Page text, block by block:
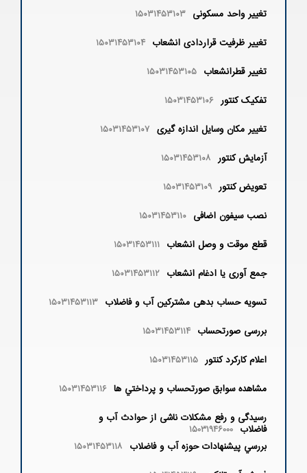
تغییر واحد مسکونی ۱۵۰۳۱۴۵۳۱۰۳
تغییر ظرفیت قراردادی انشعاب ۱۵۰۳۱۴۵۳۱۰۴
تغییر قطرانشعاب ۱۵۰۳۱۴۵۳۱۰۵
تفکیک کنتور ۱۵۰۳۱۴۵۳۱۰۶
تغییر مکان وسایل اندازه گیری ۱۵۰۳۱۴۵۳۱۰۷
آزمایش کنتور ۱۵۰۳۱۴۵۳۱۰۸
تعویض کنتور ۱۵۰۳۱۴۵۳۱۰۹
نصب سیفون اضافی ۱۵۰۳۱۴۵۳۱۱۰
قطع موقت و وصل انشعاب ۱۵۰۳۱۴۵۳۱۱۱
جمع آوری یا ادغام انشعاب ۱۵۰۳۱۴۵۳۱۱۲
تسویه حساب بدهی مشترکین آب و فاضلاب ۱۵۰۳۱۴۵۳۱۱۳
بررسی صورتحساب ۱۵۰۳۱۴۵۳۱۱۴
اعلام کارکرد کنتور ۱۵۰۳۱۴۵۳۱۱۵
مشاهده سوابق صورتحساب و پرداختي ها ۱۵۰۳۱۴۵۳۱۱۶
رسیدگی و رفع مشکلات ناشی از حوادث آب و
فاضلاب 15031946000
بررسي پيشنهادات حوزه آب و فاضلاب ۱۵۰۳۱۴۵۳۱۱۸